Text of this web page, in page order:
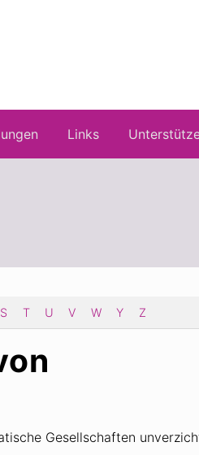
Links
S T U V W Y Z
Gesellschaften